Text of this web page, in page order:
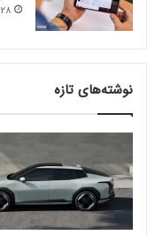
28 اردیبهشت 1401
نوشته‌های تازه